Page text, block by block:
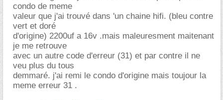
condo de meme
valeur que j'ai trouvé dans 'un chaine hifi. (bleu contre
vert et doré
d'origine) 2200uf a 16v .mais maleuresment maitenant
je me retrouve
avec un autre code d'erreur (31) et par contre il ne
veu plus du tous
demmaré. j'ai remi le condo d'origine mais toujour la
meme erreur 31 .